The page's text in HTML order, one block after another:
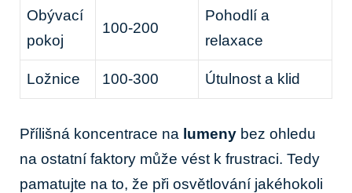
Obývací
pokoj
100-200
Pohodlí a
relaxace
Ložnice 100-300 Útulnost a klid
Přílišná koncentrace na lumeny bez ohledu
na ostatní faktory může vést k frustraci. Tedy
pamatujte na to, že při osvětlování jakéhokoli